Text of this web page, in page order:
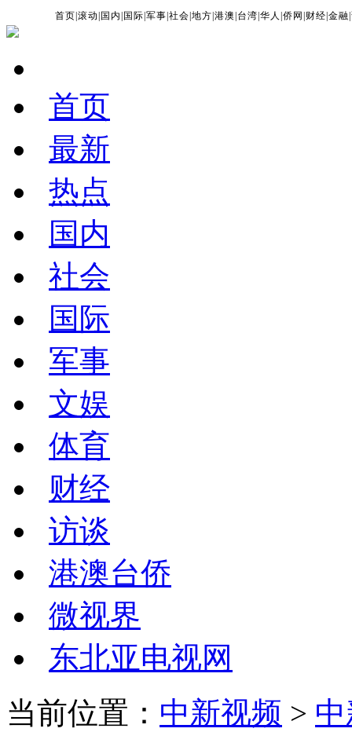
首页 |滚动 国内 国际 |军事 |社会 |地方 |港澳 台湾 |华人 |侨网 财经 |金融 |
首页
最新
热点
国内
社会
国际
军事
文娱
体育
财经
访谈
港澳台侨
微视界
东北亚电视网
当前位置： 中新视频 >